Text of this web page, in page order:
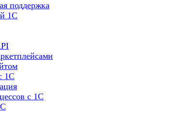
поддержка
1С
1С
с 1С